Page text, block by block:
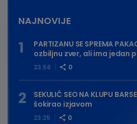
NAJNOVIJE
23:56 0
PARTIZANU SE SPREMA
ozbiljnu zver, ali ima jedan
23:25 0
SEKULIĆ SEO NA KLUPU
šokirao izjavom